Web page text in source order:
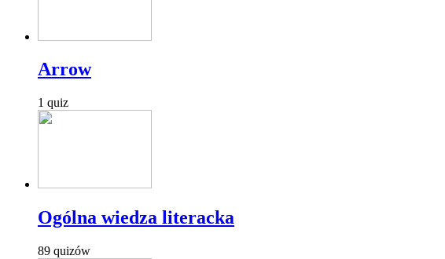
Arrow
1 quiz
Ogólna wiedza literacka
89 quizów